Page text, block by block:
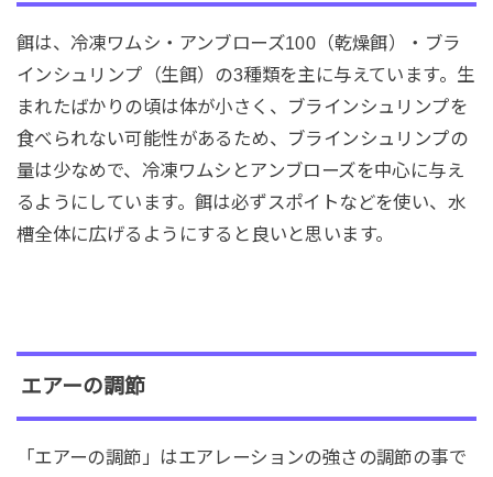
餌は、冷凍ワムシ・アンブローズ100（乾燥餌）・ブラ
インシュリンプ（生餌）の3種類を主に与えています。生
まれたばかりの頃は体が小さく、ブラインシュリンプを
食べられない可能性があるため、ブラインシュリンプの
量は少なめで、冷凍ワムシとアンブローズを中心に与え
るようにしています。餌は必ずスポイトなどを使い、水
槽全体に広げるようにすると良いと思います。
エアーの調節
「エアーの調節」はエアレーションの強さの調節の事で